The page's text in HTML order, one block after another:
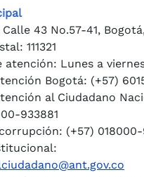
43 No.57-41,
111321
atención: Lunes a
Bogotá: (+57)
al Ciudadano
933881
(+57) 018000-